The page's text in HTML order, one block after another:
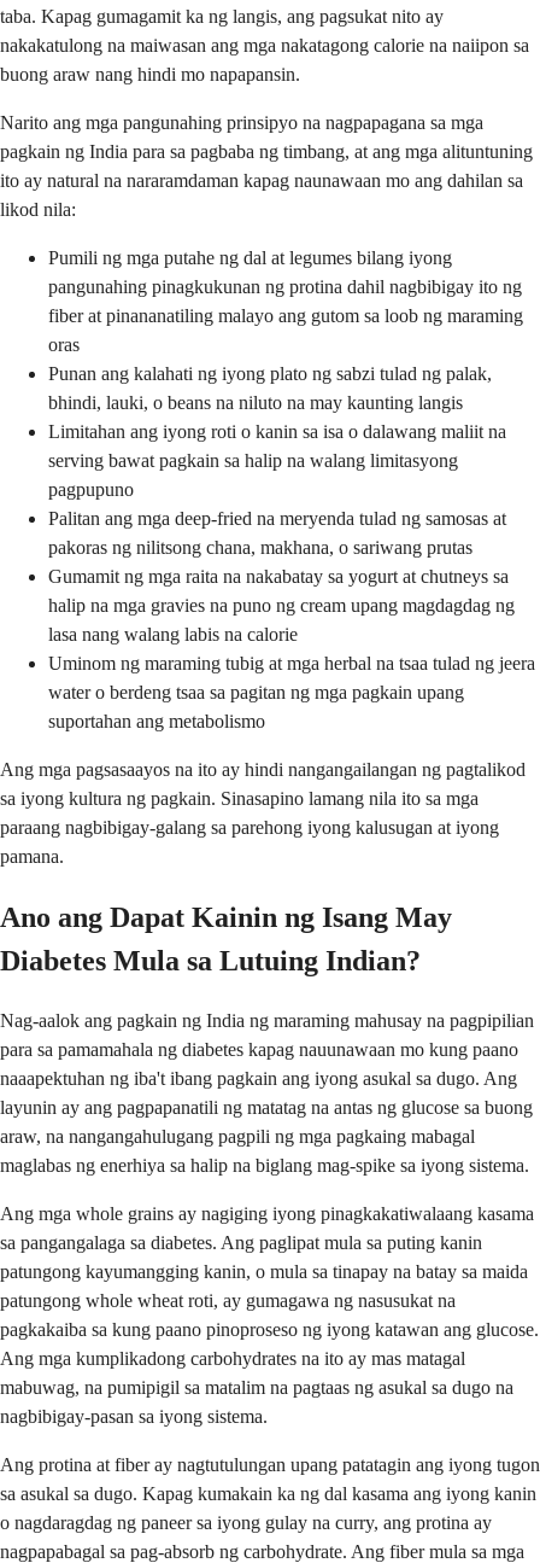
taba. Kapag gumagamit ka ng langis, ang pagsukat nito ay
nakakatulong na maiwasan ang mga nakatagong calorie na naiipon sa
buong araw nang hindi mo napapansin.
Narito ang mga pangunahing prinsipyo na nagpapagana sa mga
pagkain ng India para sa pagbaba ng timbang, at ang mga alituntuning
ito ay natural na nararamdaman kapag naunawaan mo ang dahilan sa
likod nila:
Pumili ng mga putahe ng dal at legumes bilang iyong
pangunahing pinagkukunan ng protina dahil nagbibigay ito ng
fiber at pinananatiling malayo ang gutom sa loob ng maraming
oras
Punan ang kalahati ng iyong plato ng sabzi tulad ng palak,
bhindi, lauki, o beans na niluto na may kaunting langis
Limitahan ang iyong roti o kanin sa isa o dalawang maliit na
serving bawat pagkain sa halip na walang limitasyong
pagpupuno
Palitan ang mga deep-fried na meryenda tulad ng samosas at
pakoras ng nilitsong chana, makhana, o sariwang prutas
Gumamit ng mga raita na nakabatay sa yogurt at chutneys sa
halip na mga gravies na puno ng cream upang magdagdag ng
lasa nang walang labis na calorie
Uminom ng maraming tubig at mga herbal na tsaa tulad ng jeera
water o berdeng tsaa sa pagitan ng mga pagkain upang
suportahan ang metabolismo
Ang mga pagsasaayos na ito ay hindi nangangailangan ng pagtalikod
sa iyong kultura ng pagkain. Sinasapino lamang nila ito sa mga
paraang nagbibigay-galang sa parehong iyong kalusugan at iyong
pamana.
Ano ang Dapat Kainin ng Isang May
Diabetes Mula sa Lutuing Indian?
Nag-aalok ang pagkain ng India ng maraming mahusay na pagpipilian
para sa pamamahala ng diabetes kapag nauunawaan mo kung paano
naaapektuhan ng iba't ibang pagkain ang iyong asukal sa dugo. Ang
layunin ay ang pagpapanatili ng matatag na antas ng glucose sa buong
araw, na nangangahulugang pagpili ng mga pagkaing mabagal
maglabas ng enerhiya sa halip na biglang mag-spike sa iyong sistema.
Ang mga whole grains ay nagiging iyong pinagkakatiwalaang kasama
sa pangangalaga sa diabetes. Ang paglipat mula sa puting kanin
patungong kayumangging kanin, o mula sa tinapay na batay sa maida
patungong whole wheat roti, ay gumagawa ng nasusukat na
pagkakaiba sa kung paano pinoproseso ng iyong katawan ang glucose.
Ang mga kumplikadong carbohydrates na ito ay mas matagal
mabuwag, na pumipigil sa matalim na pagtaas ng asukal sa dugo na
nagbibigay-pasan sa iyong sistema.
Ang protina at fiber ay nagtutulungan upang patatagin ang iyong tugon
sa asukal sa dugo. Kapag kumakain ka ng dal kasama ang iyong kanin
o nagdaragdag ng paneer sa iyong gulay na curry, ang protina ay
nagpapabagal sa pag-absorb ng carbohydrate. Ang fiber mula sa mga